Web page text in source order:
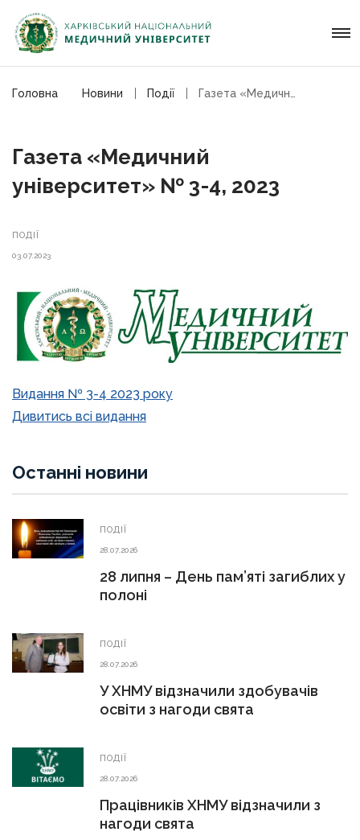
Головна Новини Події
Газета «Медичний
університет» № 3-4, 2023
ПОДІЇ
03.07.2023
Видання № 3-4 2023 року
Дивитись всі видання
Останні новини
ПОДІЇ
28.07.2026
28 липня – День пам’яті загиблих у
полоні
ПОДІЇ
28.07.2026
У ХНМУ відзначили здобувачів
освіти з нагоди свята
ПОДІЇ
28.07.2026
Працівників ХНМУ відзначили з
нагоди свята